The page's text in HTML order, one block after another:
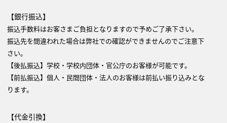
【銀行振込】
振込手数料はお客さまご負担となりますので予めご了承下さい。
振込先を間違われた場合は弊社での確認ができませんのでご注意下
さい。
【後払振込】学校・学校内団体・官公庁のお客様が可能です。
【前払振込】個人・民間団体・法人のお客様は前払い振り込みとな
ります。
【代金引換】